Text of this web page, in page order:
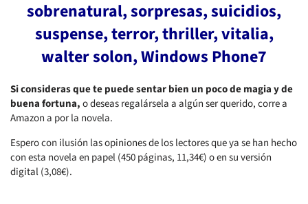
sobrenatural, sorpresas, suicidios,
suspense, terror, thriller, vitalia,
walter solon, Windows Phone7
Si consideras que te puede sentar bien un poco de magia y de
buena fortuna,o deseas regalársela a algún ser querido, corre a
Amazon a por la novela.
Espero con ilusión las opiniones de los lectores que ya se han hecho
con esta novela en papel (450 páginas, 11,34€) o en su versión
digital (3,08€).